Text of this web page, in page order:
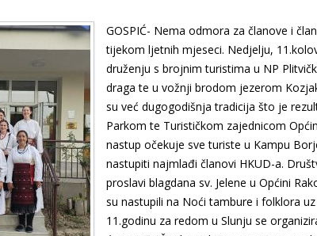
GOSPIĆ- Nema odmora za članove i
tijekom ljetnih mjeseci. Nedjelju,
druženju s brojnim turistima u NP
draga te u vožnji brodom jezerom
su već dugogodišnja tradicija što je
Parkom te Turističkom zajednicom
nastup očekuje sve turiste u Kampu
nastupiti najmlađi članovi HKUD-a.
proslavi blagdana sv. Jelene u Općini
su nastupili na Noći tambure i folklora
11.godinu za redom u Slunju se